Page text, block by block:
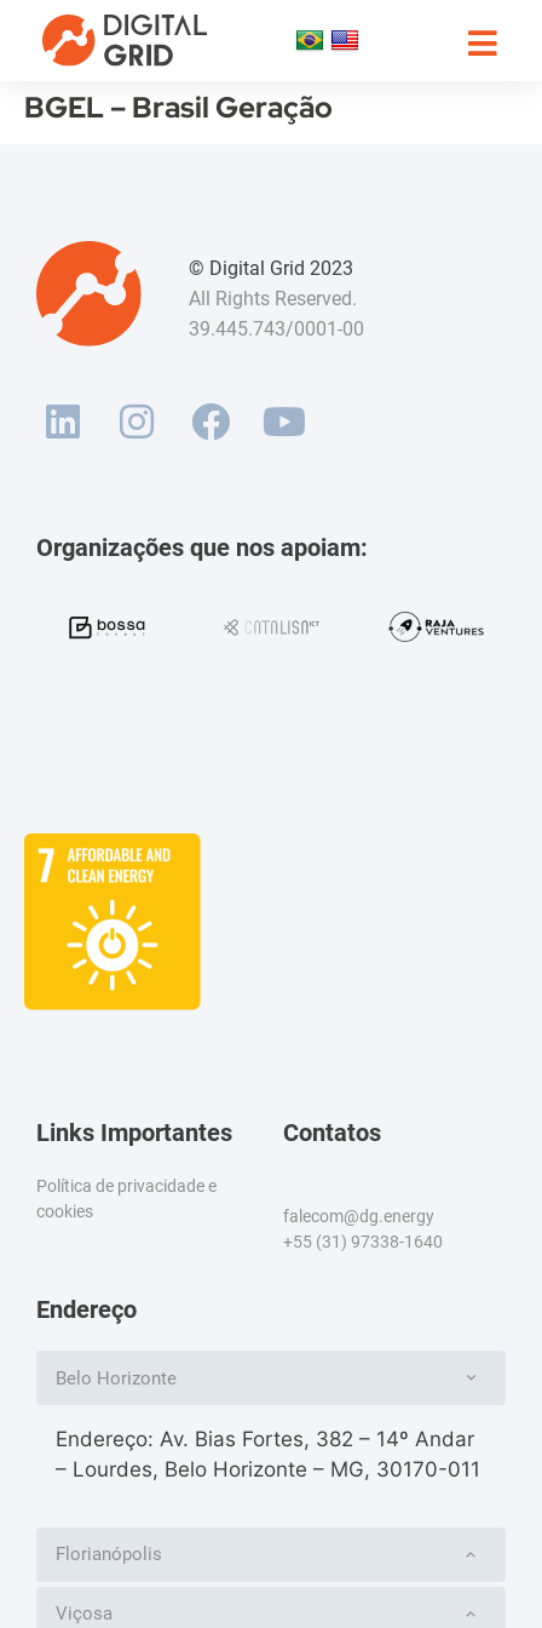
BGEL – Brasil Geração
© Digital Grid 2023
All Rights Reserved.
39.445.743/0001-00
Organizações que nos apoiam:
Links Importantes
Política de privacidade e
cookies
Contatos
falecom@dg.energy
+55 (31) 97338-1640
Endereço
Belo Horizonte
Endereço: Av. Bias Fortes, 382 – 14º Andar
– Lourdes, Belo Horizonte – MG, 30170-011
Florianópolis
Viçosa